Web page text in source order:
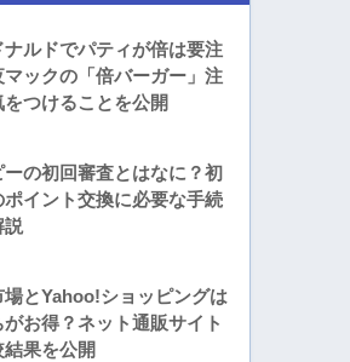
ナルドでパティが倍は要注
マックの「倍バーガー」注
つけることを公開
ーの初回審査とはなに？初
ポイント交換に必要な手続
説
場とYahoo!ショッピングは
がお得？ネット通販サイト
果を公開